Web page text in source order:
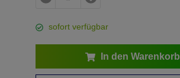
sofort verfügbar
In den Warenkorb